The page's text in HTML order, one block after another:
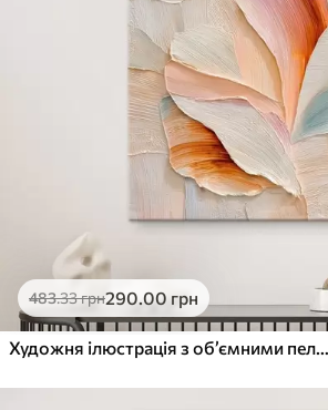
483.33грн290.00 грн
Художня ілюстрація з об’ємними пелюстками у стилі сучасного живопису